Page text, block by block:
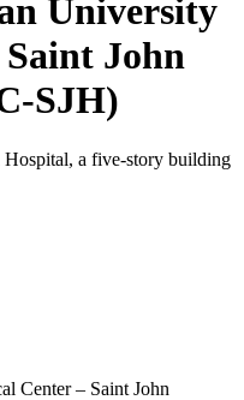
University
John
SJH)
Hospital, a five-story building
Center – Saint John